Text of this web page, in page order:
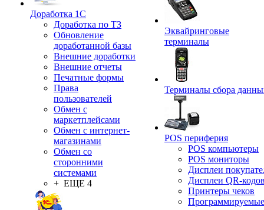
Доработка 1С
Доработка по ТЗ
Обновление
доработанной базы
Внешние доработки
Внешние отчеты
Печатные формы
Права
пользователей
Обмен с
маркетплейсами
Обмен с интернет-
магазинами
Обмен со
сторонними
системами
+ ЕЩЕ 4
Эквайринговые
терминалы
Терминалы сбора
POS периферия
POS компьютеры
POS мониторы
Дисплеи
Дисплеи QR-
Принтеры чеков
Программируемые